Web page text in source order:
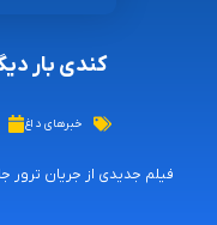
کندی بار
خبرهای داغ
فیلم جدیدی از جریان ترور